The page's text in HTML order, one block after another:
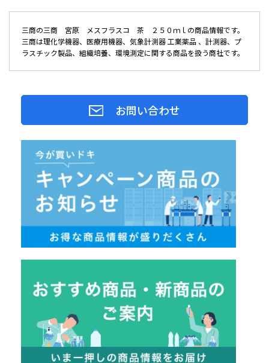
三商の三商 宮原 メスフラスコ 茶 ２５０ｍｌの商品情報です。
三商は理化学機器、医療用機器、気象計測器 工業薬品 、計測器、プ
ラスチック製品、組織培養、環境測定に関する商品を扱う商社です。
お問い合わせ